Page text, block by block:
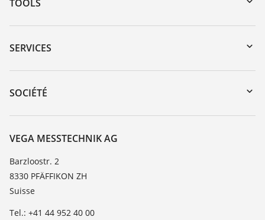
TOOLS
Téléchargements
Recherche par numéro de série
DTM Collection/PACTware
SERVICES
Retour d'appareil
Formations
Liste de compatibilité chimique
TeamViewer
SOCIÉTÉ
À propos de VEGA
Contact
News
Presse
VEGA MESSTECHNIK AG
Barzloostr. 2
8330 PFÄFFIKON ZH
Suisse
Tel.: +41 44 952 40 00